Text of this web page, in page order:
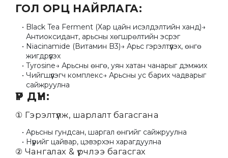
ГОЛ ОРЦ НАЙРЛАГА:
Black Tea Ferment (Хар цайн исэлдэлтийн ханд)→
Антиоксидант, арьсны хөгшрөлтийн эсрэг
Niacinamide (Витамин B3)→ Арьс гэрэлтүүлэх, өнгө
жигдрүүлэх
Tyrosine→ Арьсны өнгө, уян хатан чанарыг дэмжих
Чийгшүүлэгч комплекс→ Арьсны ус барих чадварыг
сайжруулна
ҮР ДҮН:
① Гэрэлтүүлж, шарлалт багасгана
Арьсны гундсан, шаргал өнгийг сайжруулна
Нүүрийг цайвар, цэвэрхэн харагдуулна
② Чангалах & үрчлээ багасгах